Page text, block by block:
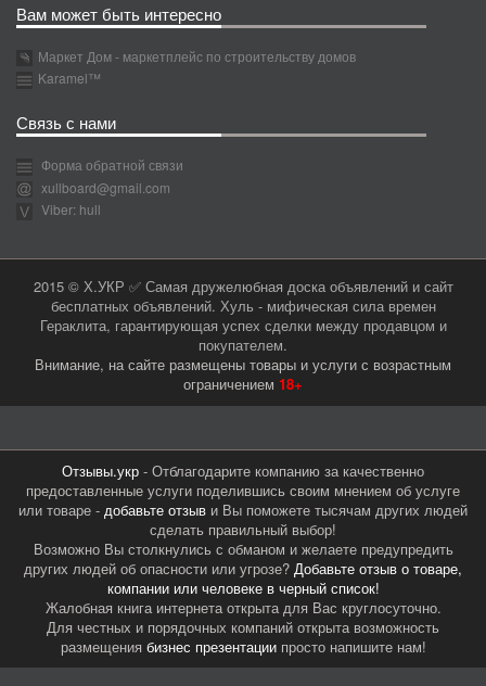
Вам может быть интересно
Маркет Дом - маркетплейс по строительству домов
Karamel™
Связь с нами
Форма обратной связи
xullboard@gmail.com
Viber: hull
2015 © Х.УКР ✅ Самая дружелюбная доска объявлений и сайт
бесплатных объявлений. Хуль - мифическая сила времен
Гераклита, гарантирующая успех сделки между продавцом и
покупателем.
Внимание, на сайте размещены товары и услуги с возрастным
ограничением 18+
Отзывы.укр - Отблагодарите компанию за качественно
предоставленные услуги поделившись своим мнением об услуге
или товаре - добавьте отзыв и Вы поможете тысячам других людей
сделать правильный выбор!
Возможно Вы столкнулись с обманом и желаете предупредить
других людей об опасности или угрозе? Добавьте отзыв о товаре,
компании или человеке в черный список!
Жалобная книга интернета открыта для Вас круглосуточно.
Для честных и порядочных компаний открыта возможность
размещения бизнес презентациипросто напишите нам!